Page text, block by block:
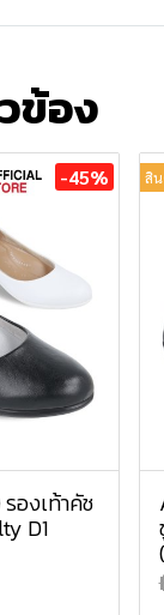
ข้อง
-45%
องเท้าคัช
D1
สิ